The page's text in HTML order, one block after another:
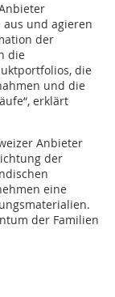
und agieren
der
die
die
und die
erklärt
Anbieter
der
eine
der Familien